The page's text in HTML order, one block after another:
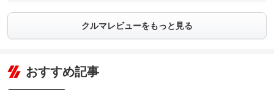
クルマレビューをもっと見る
おすすめ記事